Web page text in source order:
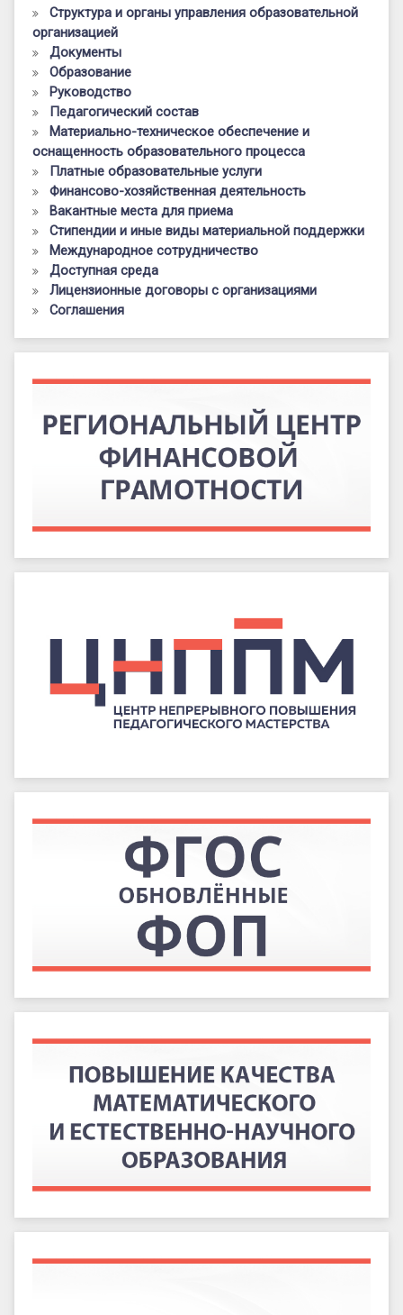
Структура и органы управления образовательной
организацией
Документы
Образование
Руководство
Педагогический состав
Материально-техническое обеспечение и
оснащенность образовательного процесса
Платные образовательные услуги
Финансово-хозяйственная деятельность
Вакантные места для приема
Стипендии и иные виды материальной поддержки
Международное сотрудничество
Доступная среда
Лицензионные договоры с организациями
Соглашения